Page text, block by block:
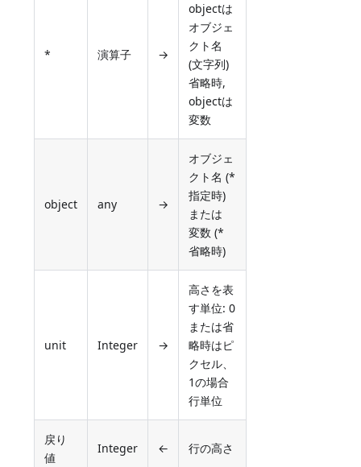
* 演算子 →
objectは
オブジェ
クト名
(文字列)
省略時,
objectは
変数
object any →
オブジェ
クト名 (*
指定時)
または
変数 (*
省略時)
unit Integer →
高さを表
す単位: 0
または省
略時はピ
クセル、
1の場合
行単位
戻り
値
Integer ← 行の高さ